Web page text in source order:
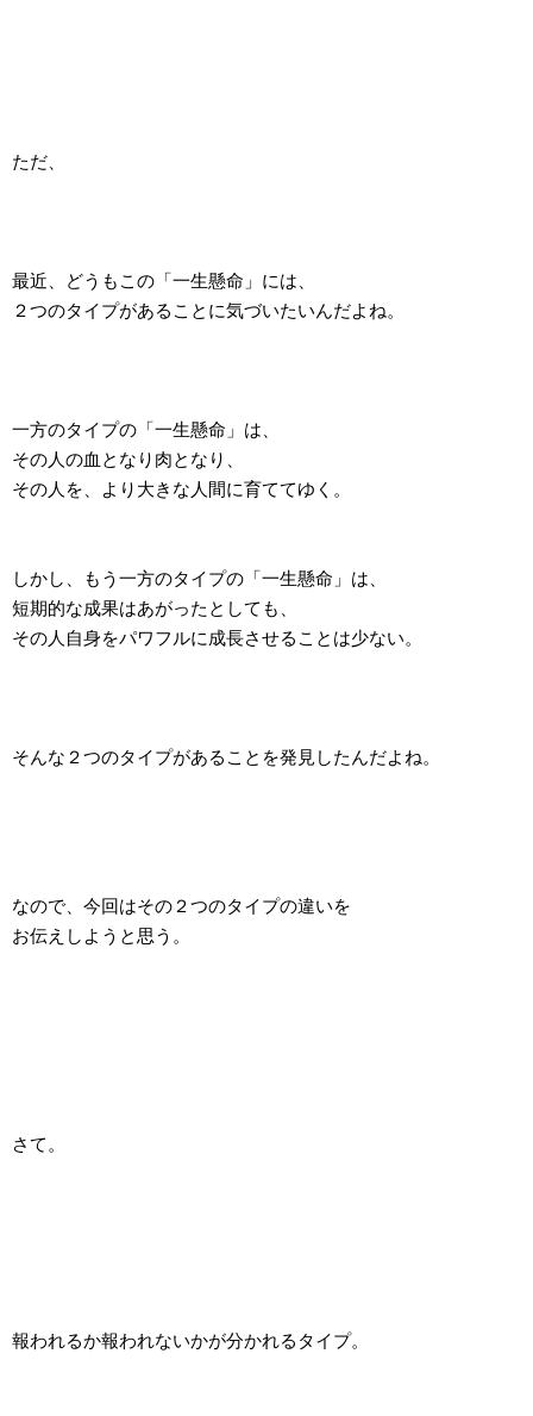
ただ、
最近、どうもこの「一生懸命」には、
２つのタイプがあることに気づいたいんだよね。
一方のタイプの「一生懸命」は、
その人の血となり肉となり、
その人を、より大きな人間に育ててゆく。
しかし、もう一方のタイプの「一生懸命」は、
短期的な成果はあがったとしても、
その人自身をパワフルに成長させることは少ない。
そんな２つのタイプがあることを発見したんだよね。
なので、今回はその２つのタイプの違いを
お伝えしようと思う。
さて。
報われるか報われないかが分かれるタイプ。